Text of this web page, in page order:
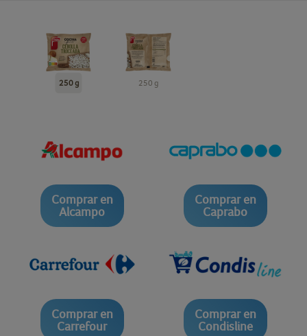
250 g 250 g
Comprar en
Alcampo
Comprar en
Caprabo
Comprar en
Carrefour
Comprar en
Condisline